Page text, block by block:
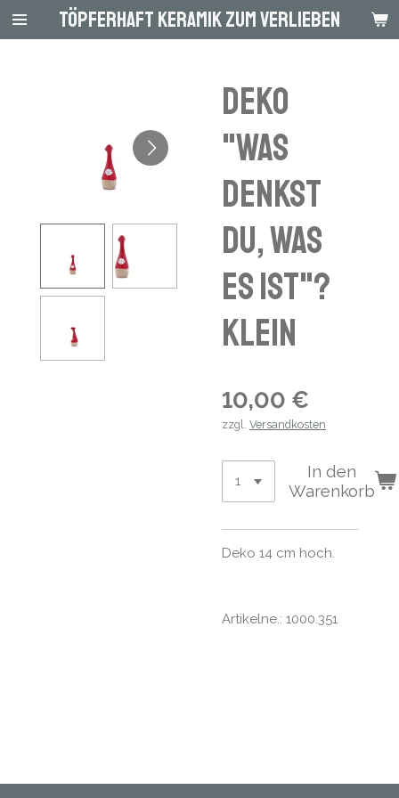
Zum
Hauptinhalt
Töpferhaft Keramik zum Verlieben
DEKO
"Was
denkst
du, was
es ist"?
KLEIN
10,00 €
zzgl. Versandkosten
In den
Warenkorb
Deko 14 cm hoch.
Artikelne.: 1000.351